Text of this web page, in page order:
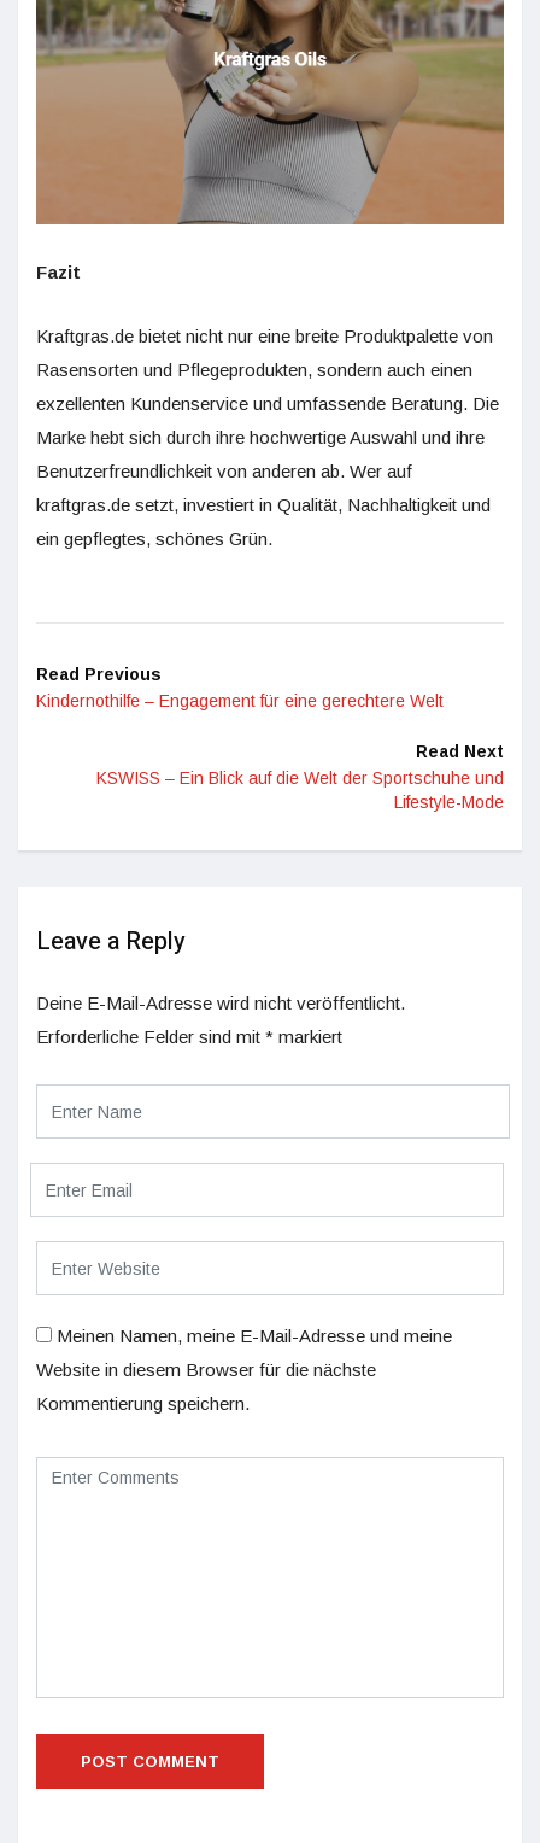
Fazit
Kraftgras.de bietet nicht nur eine breite Produktpalette von
Rasensorten und Pflegeprodukten, sondern auch einen
exzellenten Kundenservice und umfassende Beratung. Die
Marke hebt sich durch ihre hochwertige Auswahl und ihre
Benutzerfreundlichkeit von anderen ab. Wer auf
kraftgras.de setzt, investiert in Qualität, Nachhaltigkeit und
ein gepflegtes, schönes Grün.
Read Previous
Kindernothilfe – Engagement für eine gerechtere Welt
Read Next
KSWISS – Ein Blick auf die Welt der Sportschuhe und
Lifestyle-Mode
Leave a Reply
Deine E-Mail-Adresse wird nicht veröffentlicht.
Erforderliche Felder sind mit * markiert
Meinen Namen, meine E-Mail-Adresse und meine
Website in diesem Browser für die nächste
Kommentierung speichern.